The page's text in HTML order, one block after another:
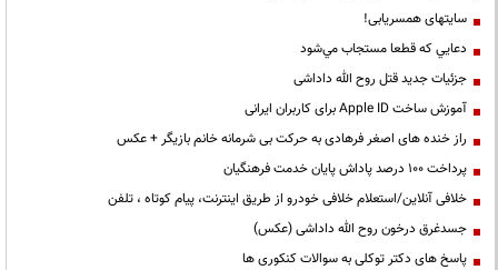
سایتهای همسریابی!
دعايي كه قطعا مستجاب مي‌شود
جزئیات جدید قتل روح الله داداشی
آموزش ساخت Apple ID برای کاربران ایرانی
راز خنده های اصغر فرهادی به حرکت بی شرمانه خانم بازیگر + عکس
پرداخت ۱۰۰ درصد پاداش پایان خدمت فرهنگیان
خلافی آنلاین/استعلام خلافی خودرو از طریق اینترنت، پیام کوتاه ، تلفن
جسدغرق درخون روح الله داداشی (عکس)
پاسخ های دکتر توکلی به سوالات کنکوری ها